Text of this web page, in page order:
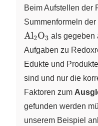
& \ce{Al2O3}
& + & \ce{3
Fe}
\end{array}
Beim Aufstellen der
Summenformeln
AlX
2OX
3 als gegeben
Aufgaben zu
Edukte und
sind und nur die
Faktoren zum
gefunden werden
unserem Beispiel